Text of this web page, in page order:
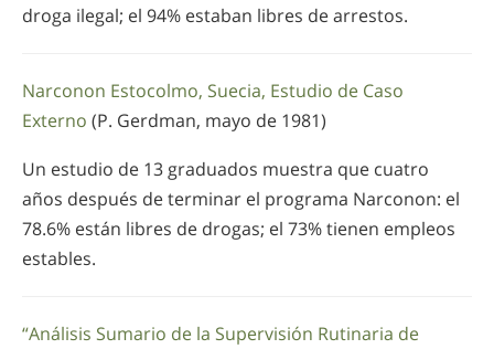
droga ilegal; el 94% estaban libres de arrestos.
Narconon Estocolmo, Suecia, Estudio de Caso
Externo (P. Gerdman, mayo de 1981)
Un estudio de 13 graduados muestra que cuatro
años después de terminar el programa Narconon: el
78.6% están libres de drogas; el 73% tienen empleos
estables.
“Análisis Sumario de la Supervisión Rutinaria de